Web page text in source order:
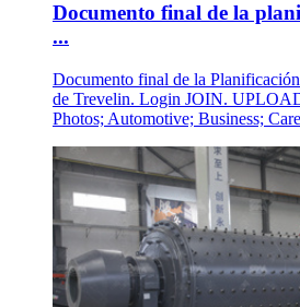
Documento final de la
...
Documento final de la
de Trevelin. Login JOIN.
Photos; Automotive; Business;